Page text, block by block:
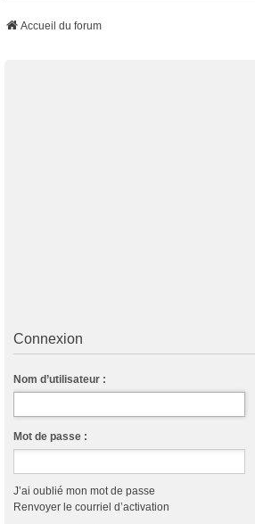
Accueil du forum
Connexion
Nom d’utilisateur :
Mot de passe :
J’ai oublié mon mot de passe
Renvoyer le courriel d’activation